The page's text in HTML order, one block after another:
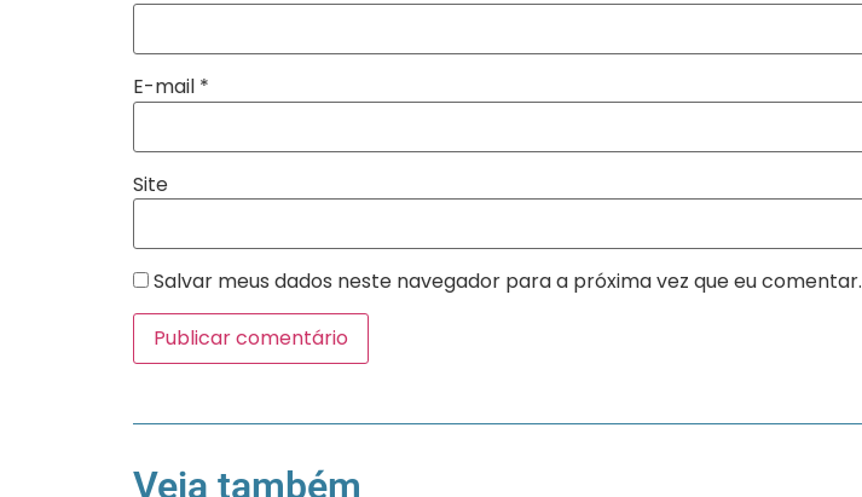
E-mail *
Site
Salvar meus dados neste navegador para a próxima vez que eu comentar.
Veja também